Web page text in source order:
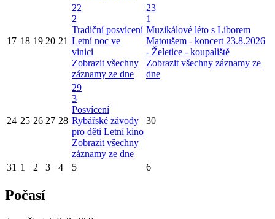
17 18 19 20 21
22
2
Tradiční posvícení
Letní noc ve
vinici
Zobrazit všechny
záznamy ze dne
23
1
Muzikálové léto s Liborem
Matoušem - koncert 23.8.2026
- Želetice - koupaliště
Zobrazit všechny záznamy ze
dne
24 25 26 27 28
29
3
Posvícení
Rybářské závody
pro děti Letní kino
Zobrazit všechny
záznamy ze dne
30
31 1 2 3 4 5 6
Počasí